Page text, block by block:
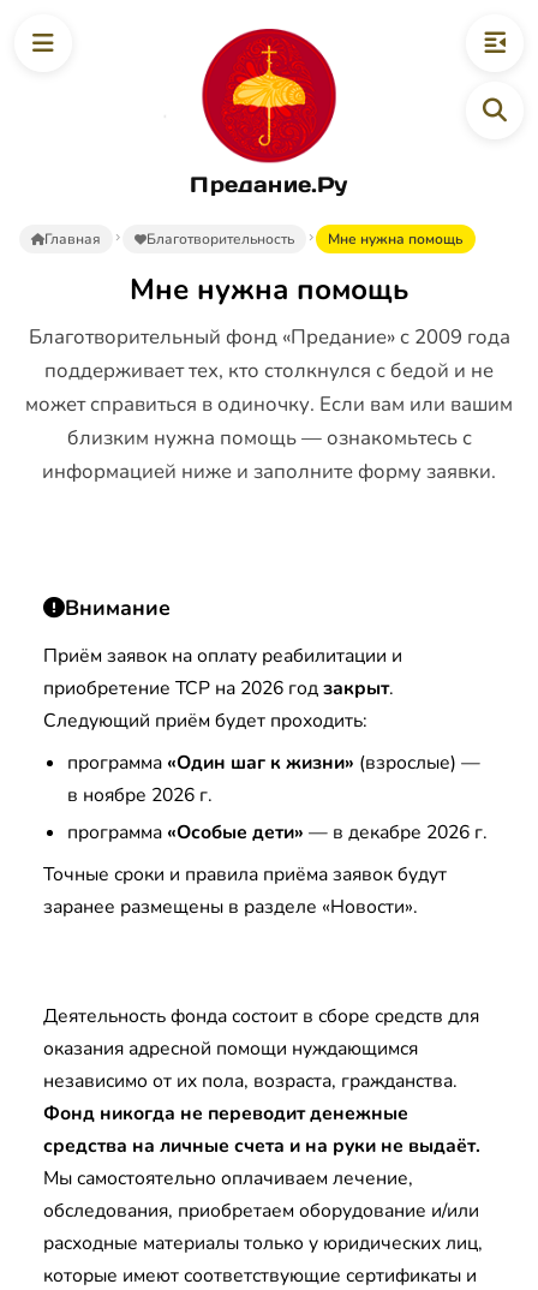
Предание.Ру
Главная Благотворительность Мне нужна помощь
Мне нужна помощь
Благотворительный фонд «Предание» с 2009 года
поддерживает тех, кто столкнулся с бедой и не
может справиться в одиночку. Если вам или вашим
близким нужна помощь — ознакомьтесь с
информацией ниже и заполните форму заявки.
Внимание
Приём заявок на оплату реабилитации и
приобретение ТСР на 2026 годзакрыт.
Следующий приём будет проходить:
программа «Один шаг к жизни» (взрослые) —
в ноябре 2026 г.
программа «Особые дети» — в декабре 2026 г.
Точные сроки и правила приёма заявок будут
заранее размещены в разделе «Новости».
Деятельность фонда состоит в сборе средств для
оказания адресной помощи нуждающимся
независимо от их пола, возраста, гражданства.
Фонд никогда не переводит денежные
средства на личные счета и на руки не выдаёт.
Мы самостоятельно оплачиваем лечение,
обследования, приобретаем оборудование и/или
расходные материалы только у юридических лиц,
которые имеют соответствующие сертификаты и